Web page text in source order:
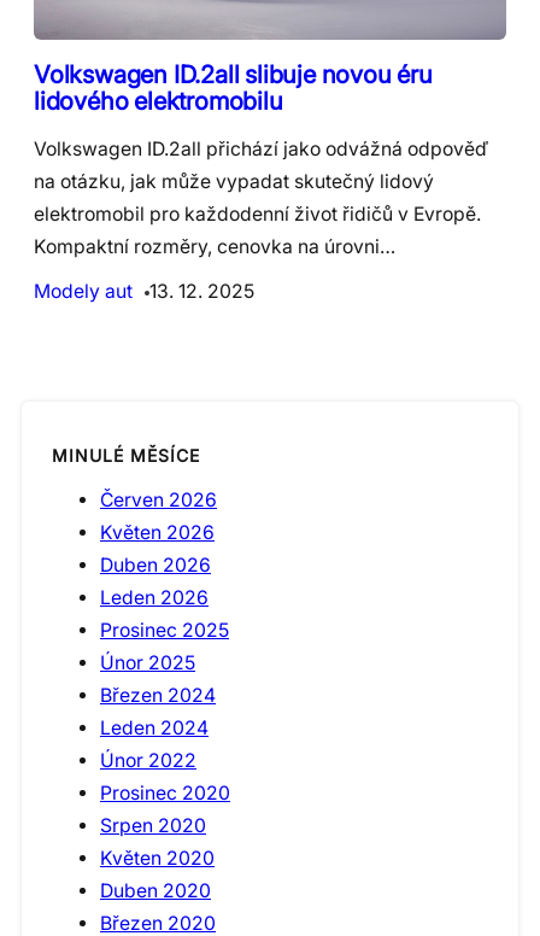
Volkswagen ID.2all slibuje novou éru
lidového elektromobilu
Volkswagen ID.2all přichází jako odvážná odpověď
na otázku, jak může vypadat skutečný lidový
elektromobil pro každodenní život řidičů v Evropě.
Kompaktní rozměry, cenovka na úrovni…
Modely aut
13. 12. 2025
MINULÉ MĚSÍCE
Červen 2026
Květen 2026
Duben 2026
Leden 2026
Prosinec 2025
Únor 2025
Březen 2024
Leden 2024
Únor 2022
Prosinec 2020
Srpen 2020
Květen 2020
Duben 2020
Březen 2020